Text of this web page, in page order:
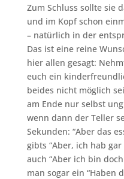
Zum Schluss sollte sie
und im Kopf schon
– natürlich in der
Das ist eine reine
hier allen gesagt:
euch ein
beides nicht möglich
am Ende nur selbst
wenn dann der Teller
Sekunden: “Aber das
gibts “Aber, ich hab
auch “Aber ich bin
man sogar ein “Haben